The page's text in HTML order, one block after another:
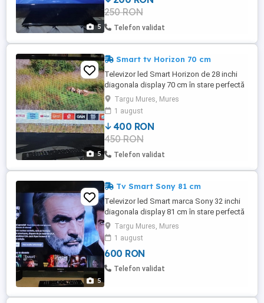
5
250 RON
Telefon validat
5
Smart tv Horizon 70 cm
Televizor led Smart Horizon de 28 inchi
diagonala display 70 cm în stare perfectă
de funcționare fără urme de uzură
telecomandă originală Țară proveniență
Germania Detalii la telefon
Targu Mures, Mures
1 august
400 RON
450 RON
Telefon validat
5
Tv Smart Sony 81 cm
Televizor led Smart marca Sony 32 inchi
diagonala display 81 cm în stare perfectă
de funcționare fără urme de uzură
telecomandă originală Țară proveniență
Germania Detalii la telefon.
Targu Mures, Mures
1 august
600 RON
Telefon validat